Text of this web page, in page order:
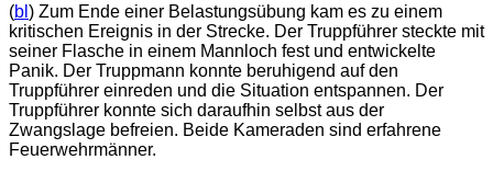
(bl ) Zum Ende einer Belastungsübung kam es zu einem
kritischen Ereignis in der Strecke. Der Truppführer steckte mit
seiner Flasche in einem Mannloch fest und entwickelte
Panik. Der Truppmann konnte beruhigend auf den
Truppführer einreden und die Situation entspannen. Der
Truppführer konnte sich daraufhin selbst aus der
Zwangslage befreien. Beide Kameraden sind erfahrene
Feuerwehrmänner.